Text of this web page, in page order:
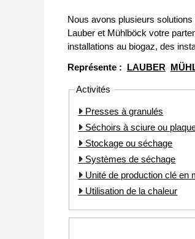
Nous avons plusieurs
Lauber et Mühlböck votre
installations au biogaz, des
Représente : LAUBER
Activités
Presses à granulés
Séchoirs à sciure ou
Stockage ou séchage
Systèmes de séchage
Unité de production clé en
Utilisation de la chaleur